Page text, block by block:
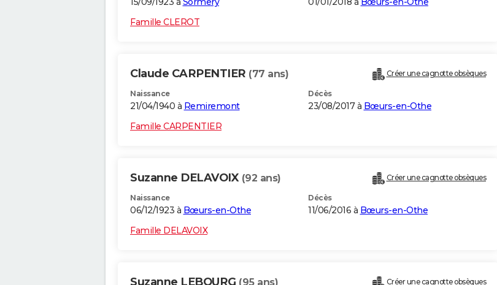
Famille CLEROT
Claude CARPENTIER (77 ans) Créer une cagnotte obsèques
Naissance
21/04/1940 à Remiremont
Décès
23/08/2017 à Bœurs-en-Othe
Famille CARPENTIER
Suzanne DELAVOIX (92 ans) Créer une cagnotte obsèques
Naissance
06/12/1923 à Bœurs-en-Othe
Décès
11/06/2016 à Bœurs-en-Othe
Famille DELAVOIX
Suzanne LEBOURG (95 ans) Créer une cagnotte obsèques